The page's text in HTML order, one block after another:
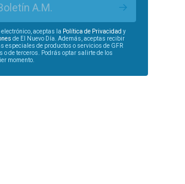
A.M.
aceptas la Política de Privacidad y
de El Nuevo Día. Además, aceptas recibir
especiales de productos o servicios de GFR
o de terceros. Podrás optar salirte de los
momento.